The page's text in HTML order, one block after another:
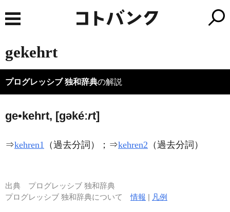
gekehrt
プログレッシブ 独和辞典の解説
ge•kehrt, [ɡəkéːrt]
⇒kehren1 （過去分詞）；⇒kehren2 （過去分詞）
出典 プログレッシブ 独和辞典
プログレッシブ 独和辞典について情報 | 凡例